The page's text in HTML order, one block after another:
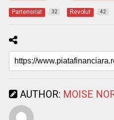
Parteneriat 32 Revolut 42
AUTHOR: MOISE